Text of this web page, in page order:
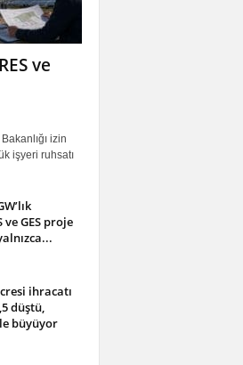
ve
izin
işyeri ruhsatı
ve GES proje
ihracatı
düştü,
büyüyor